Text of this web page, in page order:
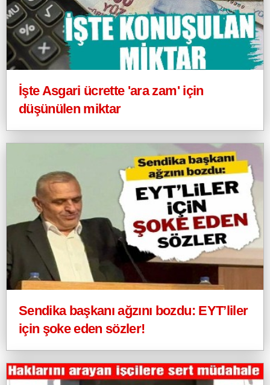
İşte Asgari ücrette 'ara zam' için
düşünülen miktar
Sendika başkanı ağzını bozdu: EYT’liler
için şoke eden sözler!